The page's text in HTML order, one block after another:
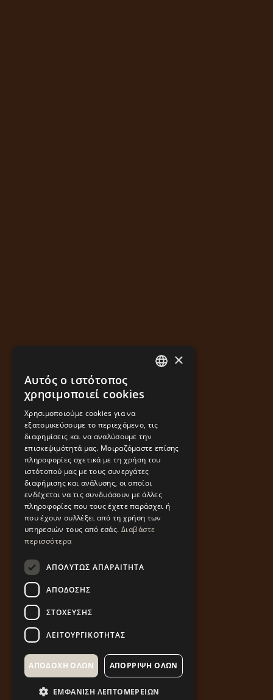
×
Αυτός ο ιστότοπος
χρησιμοποιεί cookies
Χρησιμοποιούμε cookies για να
εξατομικεύσουμε το περιεχόμενο, τις
διαφημίσεις και να αναλύσουμε την
επισκεψιμότητά μας. Μοιραζόμαστε επίσης
πληροφορίες σχετικά με τη χρήση του
ιστότοπού μας με τους συνεργάτες
διαφήμισης και ανάλυσης, οι οποίοι
ενδέχεται να τις συνδυάσουν με άλλες
πληροφορίες που τους έχετε παράσχει ή
που έχουν συλλέξει από τη χρήση των
υπηρεσιών τους από εσάς. Διαβάστε
περισσότερα
ΑΠΟΛΎΤΩΣ ΑΠΑΡΑΊΤΗΤΑ
ΑΠΌΔΟΣΗΣ
ΣΤΌΧΕΥΣΗΣ
ΛΕΙΤΟΥΡΓΙΚΌΤΗΤΑΣ
ΑΠΟΔΟΧΉ ΌΛΩΝ ΑΠΌΡΡΙΨΗ ΌΛΩΝ
ΕΜΦΆΝΙΣΗ ΛΕΠΤΟΜΕΡΕΙΏΝ